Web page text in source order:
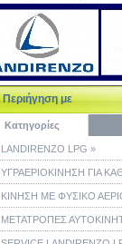
Περιήγηση με
Κατηγορίες
LANDIRENZO LPG »
ΥΓΡΑΕΡΙΟΚΙΝΗΣΗ ΓΙΑ
ΚΙΝΗΣΗ ΜΕ ΦΥΣΙΚΟ
ΜΕΤΑΤΡΟΠΕΣ